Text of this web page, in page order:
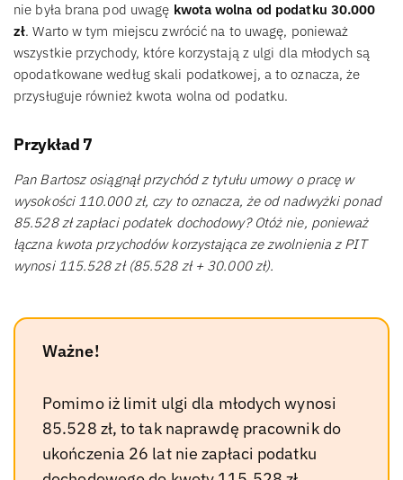
nie była brana pod uwagę kwota wolna od podatku 30.000
zł. Warto w tym miejscu zwrócić na to uwagę, ponieważ
wszystkie przychody, które korzystają z ulgi dla młodych są
opodatkowane według skali podatkowej, a to oznacza, że
przysługuje również kwota wolna od podatku.
Przykład 7
Pan Bartosz osiągnął przychód z tytułu umowy o pracę w
wysokości 110.000 zł, czy to oznacza, że od nadwyżki ponad
85.528 zł zapłaci podatek dochodowy? Otóż nie, ponieważ
łączna kwota przychodów korzystająca ze zwolnienia z PIT
wynosi 115.528 zł (85.528 zł + 30.000 zł).
Ważne!
Pomimo iż limit ulgi dla młodych wynosi
85.528 zł, to tak naprawdę pracownik do
ukończenia 26 lat nie zapłaci podatku